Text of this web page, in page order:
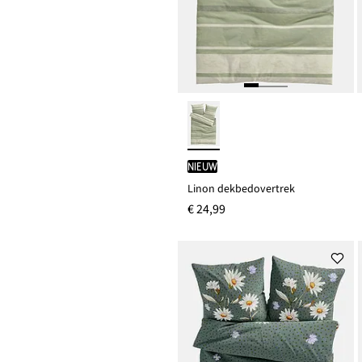
Nieuw
Linon dekbedovertrek
€ 24,99